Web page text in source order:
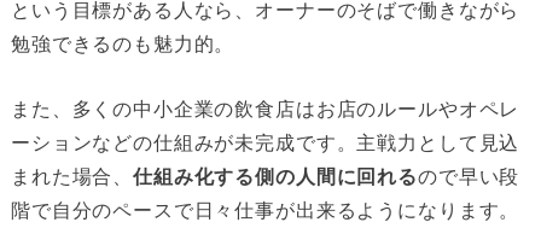
という目標がある人なら、オーナーのそばで働きながら
勉強できるのも魅力的。
また、多くの中小企業の飲食店はお店のルールやオペレ
ーションなどの仕組みが未完成です。主戦力として見込
まれた場合、仕組み化する側の人間に回れるので早い段
階で自分のペースで日々仕事が出来るようになります。